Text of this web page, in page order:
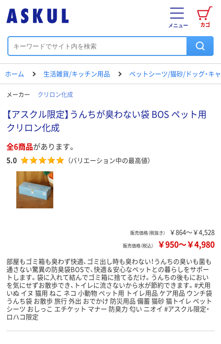
カゴ
メニュー
ホーム 生活雑貨/キッチン用品 ペットシーツ/猫砂/ドッグ・キ
メーカー クリロン化成
【アスクル限定】うんちが臭わない袋 BOS ペット用
クリロン化成
全6商品があります。
5.0 （バリエーション中の最高値）
販売価格（税抜き） ￥864～￥4,528
販売価格（税込） ￥950～￥4,980
部屋もゴミ箱も臭わず快適、ゴミ出し時も臭わない！うんちの臭いも菌も
通さない驚異の防臭袋BOSで、快適＆安心なペットとの暮らしをサポー
トします。袋に入れて結んでゴミ箱に捨てるだけ。うんちの後もにおい
を気にせずお散歩でき、トイレに流さないから水が節約できます。#犬用
いぬ イヌ 猫用 ねこ ネコ 小動物 ペット用 トイレ用品 ケア用品 ウンチ袋
うんち袋 お散歩 旅行 外出 おでかけ 防災用品 備蓄 猫砂 猫トイレ ペット
シーツ おしっこ エチケット マナー 防臭力 匂い ニオイ #アスクル限定・
ロハコ限定